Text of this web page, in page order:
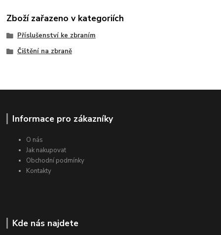
Zboží zařazeno v kategoriích
Příslušenství ke zbraním
Čištění na zbraně
Informace pro zákazníky
O nás
Jak nakupovat
Obchodní podmínky
Kontakty
Kde nás najdete